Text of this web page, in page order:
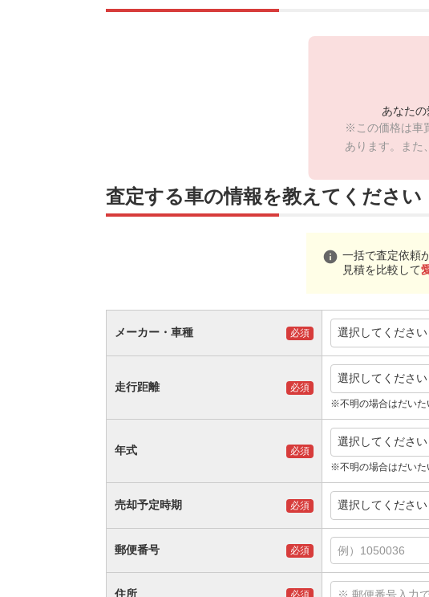
あなたの
※この価格は車
あります。また
査定する車の情報を教えてください
info 一括で査定依頼
見積を比較して
メーカー・車種 必須 選択してください
走行距離 必須
選択してください
※不明の場合はだいた
年式 必須
選択してください
※不明の場合はだいた
売却予定時期 必須 選択してください
郵便番号 必須
住所 必須